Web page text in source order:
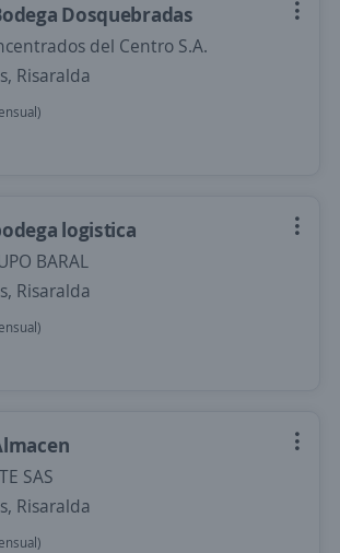
Dosquebradas
del Centro S.A.
Risaralda
logistica
BARAL
Risaralda
SAS
Risaralda